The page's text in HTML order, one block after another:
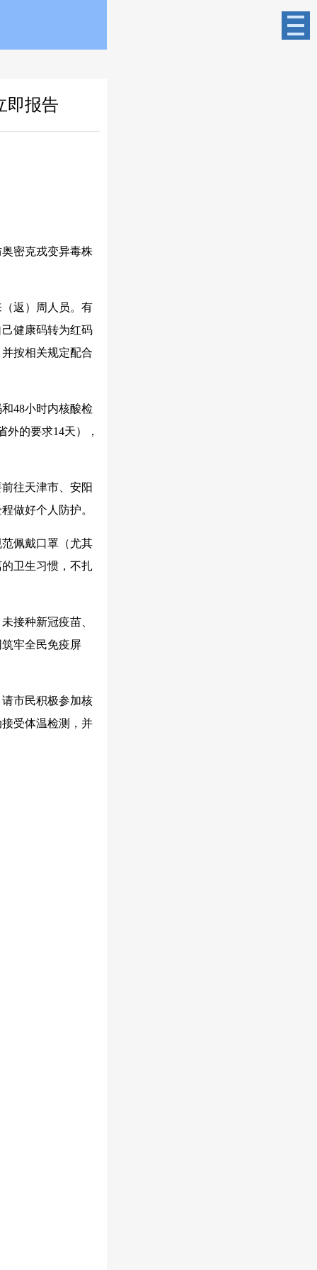
即报告
密克戎变异毒株
返）周人员。有
健康码转为红码
按相关规定配合
48小时内核酸检
的要求14天），
往天津市、安阳
做好个人防护。
佩戴口罩（尤其
卫生习惯，不扎
接种新冠疫苗、
牢全民免疫屏
市民积极参加核
受体温检测，并